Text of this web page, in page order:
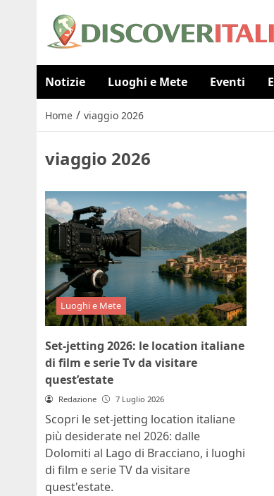
Notizie Luoghi e Mete Eventi
Home / viaggio 2026
viaggio 2026
Luoghi e Mete
Set-jetting 2026: le location italiane
di film e serie Tv da visitare
quest’estate
Redazione 7 Luglio 2026
Scopri le set-jetting location italiane
più desiderate nel 2026: dalle
Dolomiti al Lago di Bracciano, i luoghi
di film e serie TV da visitare
quest'estate.